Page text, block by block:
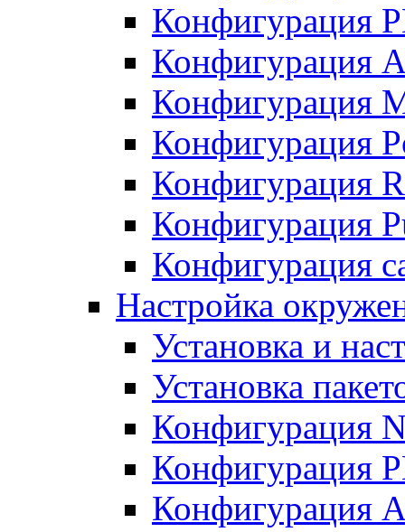
Конфигурация
Конфигурация
Конфигурация
Конфигурация
Конфигурация
Конфигурация
Конфигурация
Настройка
Установка и
Установка
Конфигурация
Конфигурация
Конфигурация